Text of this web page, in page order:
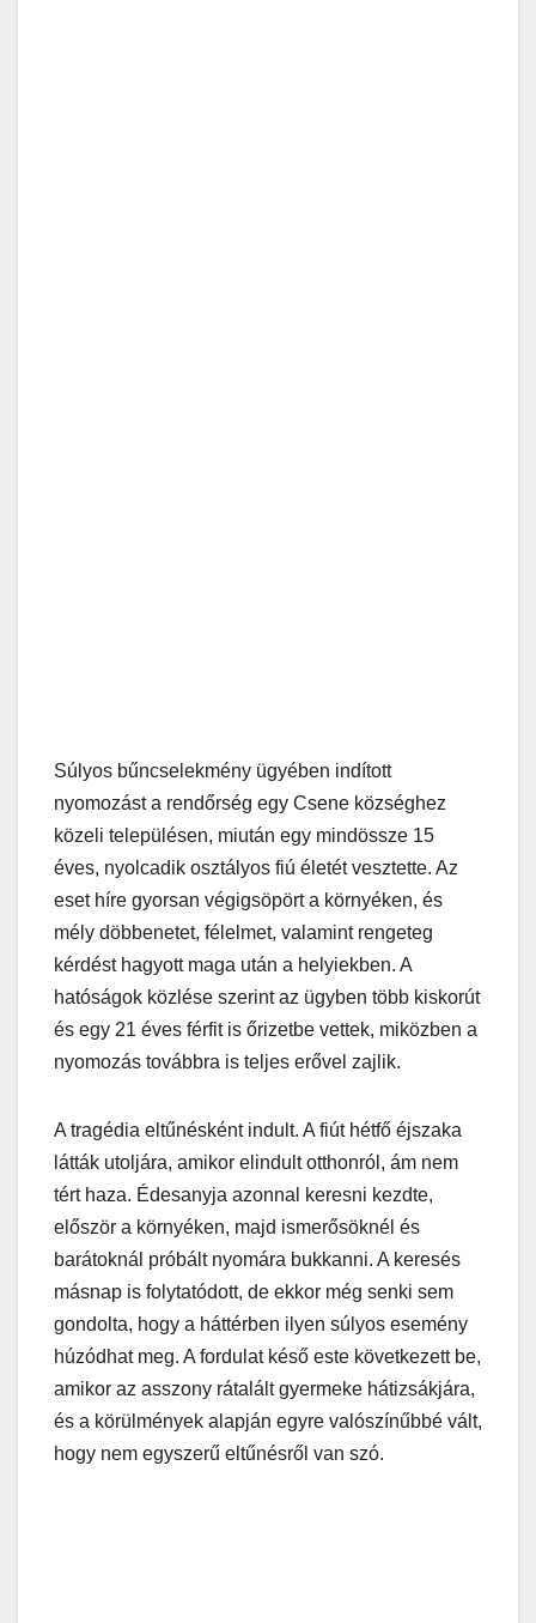
Súlyos bűncselekmény ügyében indított
nyomozást a rendőrség egy Csene községhez
közeli településen, miután egy mindössze 15
éves, nyolcadik osztályos fiú életét vesztette. Az
eset híre gyorsan végigsöpört a környéken, és
mély döbbenetet, félelmet, valamint rengeteg
kérdést hagyott maga után a helyiekben. A
hatóságok közlése szerint az ügyben több kiskorút
és egy 21 éves férfit is őrizetbe vettek, miközben a
nyomozás továbbra is teljes erővel zajlik.
A tragédia eltűnésként indult. A fiút hétfő éjszaka
látták utoljára, amikor elindult otthonról, ám nem
tért haza. Édesanyja azonnal keresni kezdte,
először a környéken, majd ismerősöknél és
barátoknál próbált nyomára bukkanni. A keresés
másnap is folytatódott, de ekkor még senki sem
gondolta, hogy a háttérben ilyen súlyos esemény
húzódhat meg. A fordulat késő este következett be,
amikor az asszony rátalált gyermeke hátizsákjára,
és a körülmények alapján egyre valószínűbbé vált,
hogy nem egyszerű eltűnésről van szó.